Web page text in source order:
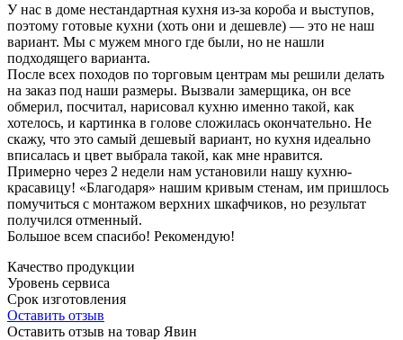
У нас в доме нестандартная кухня из-за короба и выступов,
поэтому готовые кухни (хоть они и дешевле) — это не наш
вариант. Мы с мужем много где были, но не нашли
подходящего варианта.
После всех походов по торговым центрам мы решили делать
на заказ под наши размеры. Вызвали замерщика, он все
обмерил, посчитал, нарисовал кухню именно такой, как
хотелось, и картинка в голове сложилась окончательно. Не
скажу, что это самый дешевый вариант, но кухня идеально
вписалась и цвет выбрала такой, как мне нравится.
Примерно через 2 недели нам установили нашу кухню-
красавицу! «Благодаря» нашим кривым стенам, им пришлось
помучиться с монтажом верхних шкафчиков, но результат
получился отменный.
Большое всем спасибо! Рекомендую!
Качество продукции
Уровень сервиса
Срок изготовления
Оставить отзыв
Оставить отзыв на товар Явин